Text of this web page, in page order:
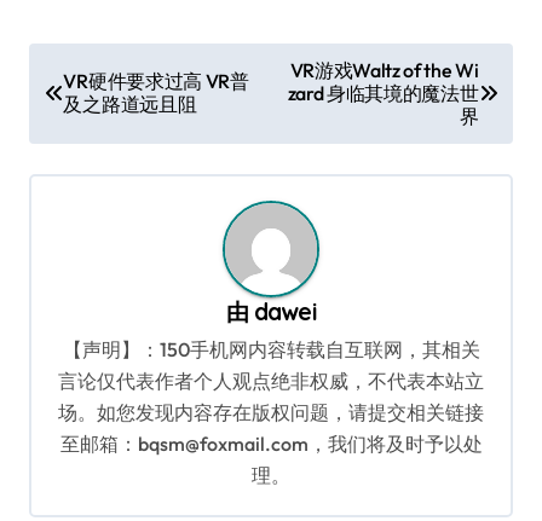
章
导
航
VR硬件要求过高 VR普
及之路道远且阻
VR游戏Waltz of the Wi
zard 身临其境的魔法世
界
由 dawei
【声明】：150手机网内容转载自互联网，其相关
言论仅代表作者个人观点绝非权威，不代表本站立
场。如您发现内容存在版权问题，请提交相关链接
至邮箱：bqsm@foxmail.com，我们将及时予以处
理。